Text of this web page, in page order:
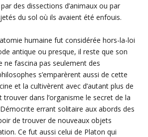
des dissections d’animaux ou par
du sol où ils avaient été enfouis.
humaine fut considérée hors-la-loi
antique ou presque, il reste que son
ne fascina pas seulement des
s’emparèrent aussi de cette
et la cultivèrent avec d’autant plus de
trouver dans l’organisme le secret de la
errant solitaire aux abords des
de trouver de nouveaux objets
Ce fut aussi celui de Platon qui